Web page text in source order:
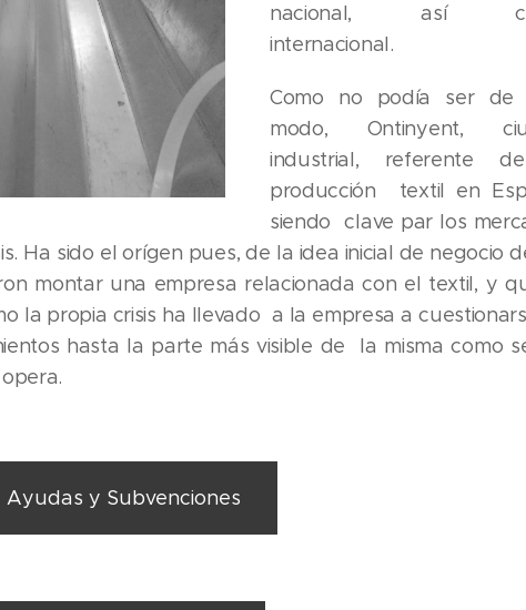
nacional, así
internacional.
Como no podía ser de
modo, Ontinyent,
industrial, referente
producción textil en
siendo clave par los
Ha sido el orígen pues, de la idea inicial de negocio
montar una empresa relacionada con el textil, y
la propia crisis ha llevado a la empresa a
hasta la parte más visible de la misma como
Ayudas y Subvenciones